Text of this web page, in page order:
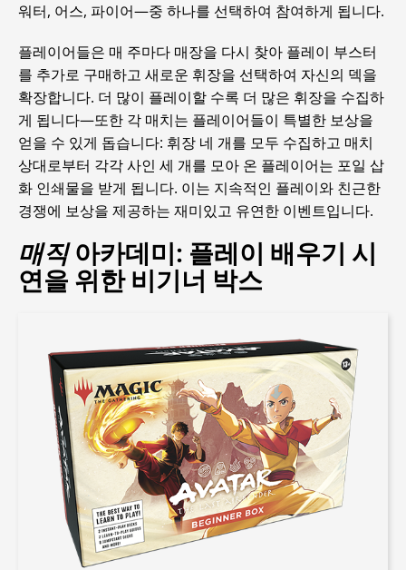
워터, 어스, 파이어—중 하나를 선택하여 참여하게 됩니다.
플레이어들은 매 주마다 매장을 다시 찾아 플레이 부스터
를 추가로 구매하고 새로운 휘장을 선택하여 자신의 덱을
확장합니다. 더 많이 플레이할 수록 더 많은 휘장을 수집하
게 됩니다—또한 각 매치는 플레이어들이 특별한 보상을
얻을 수 있게 돕습니다: 휘장 네 개를 모두 수집하고 매치
상대로부터 각각 사인 세 개를 모아 온 플레이어는 포일 삽
화 인쇄물을 받게 됩니다. 이는 지속적인 플레이와 친근한
경쟁에 보상을 제공하는 재미있고 유연한 이벤트입니다.
매직아카데미: 플레이 배우기 시
연을 위한 비기너 박스